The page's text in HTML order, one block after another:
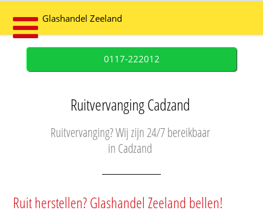
Glashandel Zeeland
0117-222012
Ruitvervanging Cadzand
Ruitvervanging? Wij zijn 24/7 bereikbaar
in Cadzand
Ruit herstellen? Glashandel Zeeland bellen!